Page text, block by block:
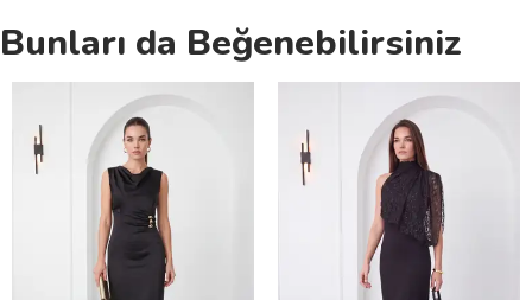
Bunları da Beğenebilirsiniz